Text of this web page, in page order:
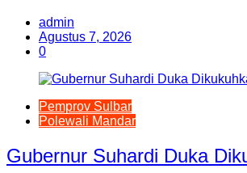
admin
Agustus 7, 2026
0
Pemprov Sulbar
Polewali Mandar
Gubernur Suhardi Duka